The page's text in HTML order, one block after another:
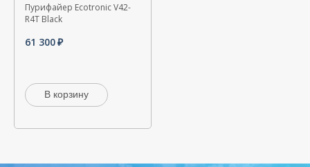
Пурифайер Ecotronic V42-
R4T Black
61 300
В корзину